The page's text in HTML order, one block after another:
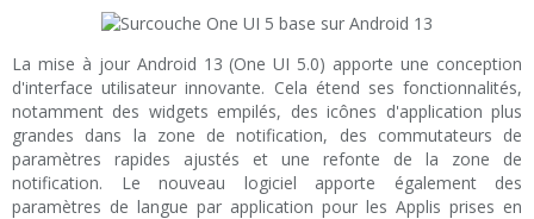
La mise à jour Android 13 (One UI 5.0) apporte une conception
d'interface utilisateur innovante. Cela étend ses fonctionnalités,
notamment des widgets empilés, des icônes d'application plus
grandes dans la zone de notification, des commutateurs de
paramètres rapides ajustés et une refonte de la zone de
notification. Le nouveau logiciel apporte également des
paramètres de langue par application pour les Applis prises en